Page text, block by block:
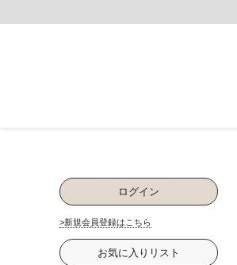
パジャマ
卒入園・学校行事
ファッション雑貨
ログイン
>新規会員登録はこちら
お気に入りリスト